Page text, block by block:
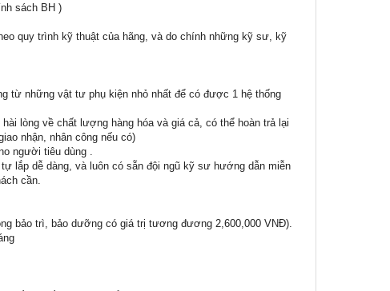
sách BH )
quy trình kỹ thuật của hãng, và do chính những kỹ sư, kỹ
từ những vật tư phụ kiện nhỏ nhất để có được 1 hệ thống
lòng về chất lượng hàng hóa và giá cả, có thể hoàn trả lại
nhận, nhân công nếu có)
người tiêu dùng .
lắp dễ dàng, và luôn có sẵn đội ngũ kỹ sư hướng dẫn miễn
cần.
bảo trì, bảo dưỡng có giá trị tương đương 2,600,000 VNĐ).